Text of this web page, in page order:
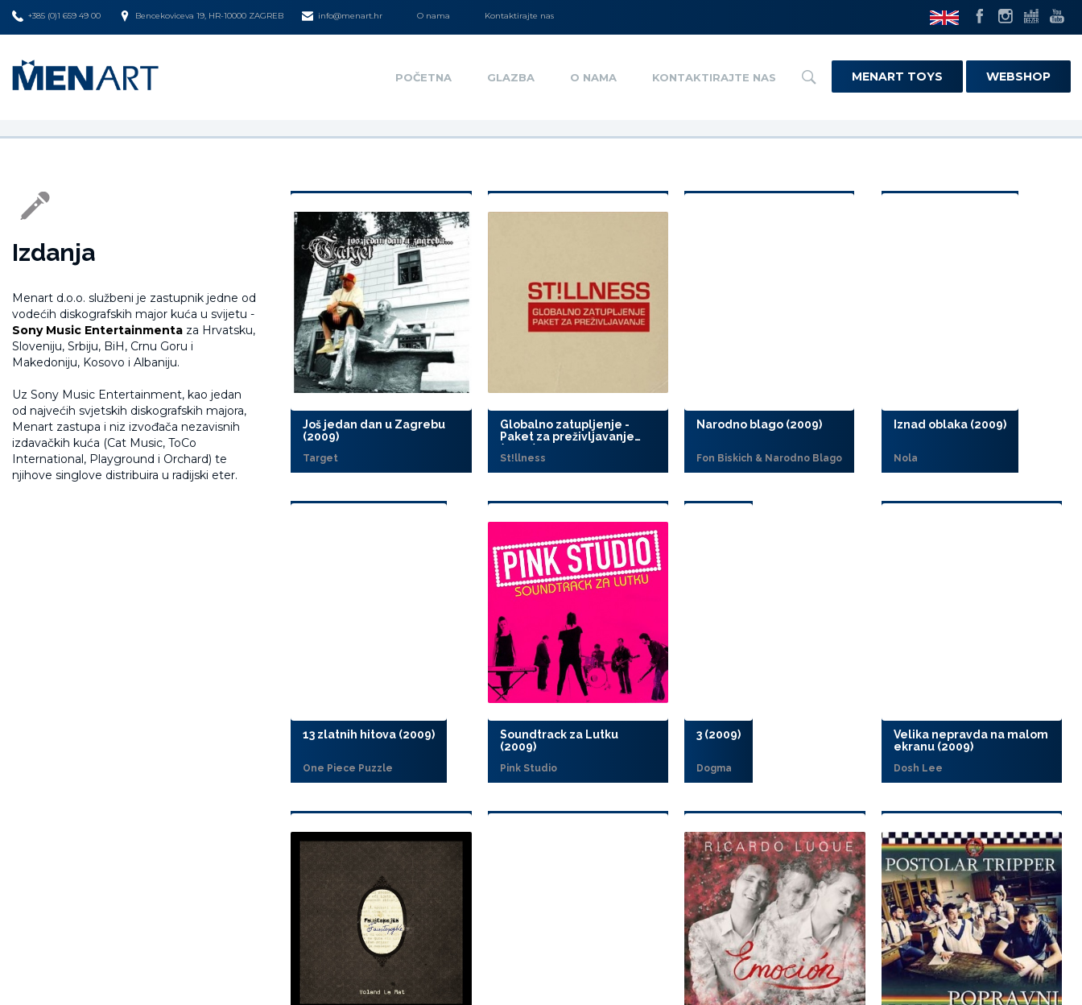
+385 (0)1 659 49 00 Bencekoviceva 19, HR-10000 ZAGREB info@menart.hr O nama Kontaktirajte nas
POČETNA GLAZBA O NAMA KONTAKTIRAJTE NAS MENART TOYS WEBSHOP
Izdanja
Menart d.o.o. službeni je zastupnik jedne od
vodećih diskografskih major kuća u svijetu -
Sony Music Entertainmenta za Hrvatsku,
Sloveniju, Srbiju, BiH, Crnu Goru i
Makedoniju, Kosovo i Albaniju.
Uz Sony Music Entertainment, kao jedan
od najvećih svjetskih diskografskih majora,
Menart zastupa i niz izvođača nezavisnih
izdavačkih kuća (Cat Music, ToCo
International, Playground i Orchard) te
njihove singlove distribuira u radijski eter.
Još jedan dan u Zagrebu
(2009)
Target
Globalno zatupljenje -
Paket za preživljavanje
(2009)
St!llness
Narodno blago (2009)
Fon Biskich & Narodno Blago
Iznad oblaka (2009)
Nola
13 zlatnih hitova (2009)
One Piece Puzzle
Soundtrack za Lutku
(2009)
Pink Studio
3 (2009)
Dogma
Velika nepravda na malom
ekranu (2009)
Dosh Lee